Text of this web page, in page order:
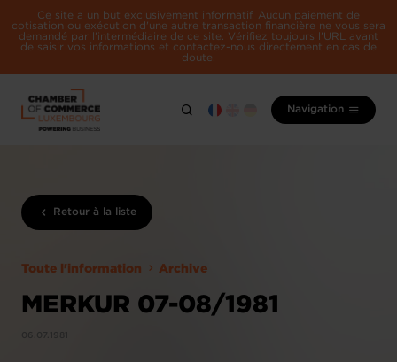
Ce site a un but exclusivement informatif. Aucun paiement de
cotisation ou exécution d'une autre transaction financière ne vous sera
demandé par l'intermédiaire de ce site. Vérifiez toujours l'URL avant
de saisir vos informations et contactez-nous directement en cas de
doute.
Navigation
Retour à la liste
Toute l'information Archive
MERKUR 07-08/1981